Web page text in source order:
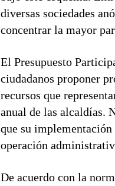
diversas sociedades
concentrar la mayor
El Presupuesto
ciudadanos proponer
recursos que
anual de las alcaldías.
que su
operación
De acuerdo con la